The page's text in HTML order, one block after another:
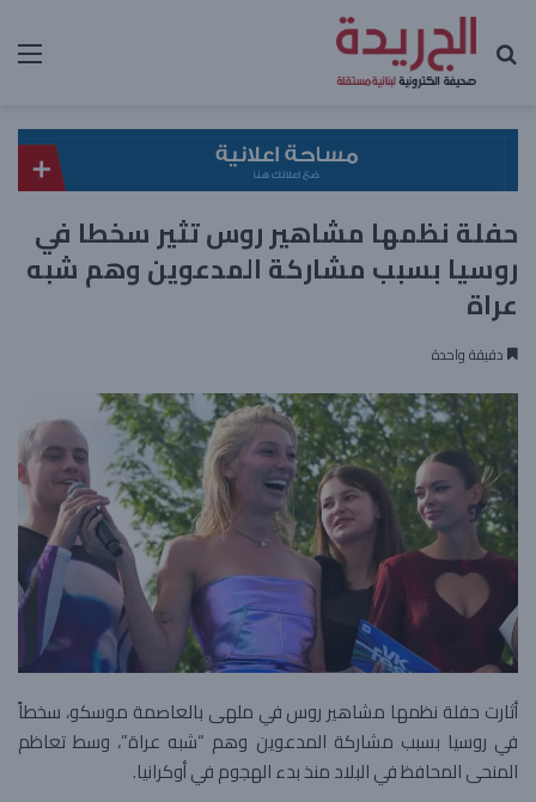
بحث عن
حفلة نظمها مشاهير روس تثير سخطا في
روسيا بسبب مشاركة المدعوين وهم شبه
عراة
دقيقة واحدة
أثارت حفلة نظمها مشاهير روس في ملهى بالعاصمة موسكو، سخطاً
في روسيا بسبب مشاركة المدعوين وهم “شبه عراة”، وسط تعاظم
المنحى المحافظ في البلاد منذ بدء الهجوم في أوكرانيا.